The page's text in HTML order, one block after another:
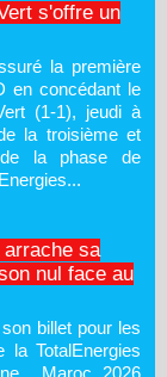
s'offre un
la première
en concédant le
(1-1), jeudi à
la troisième et
de la phase de
arrache sa
nul face au
billet pour les
la TotalEnergies
Maroc 2026